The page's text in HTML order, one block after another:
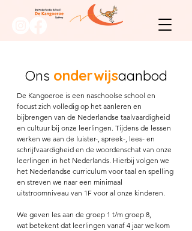
Ons onderwijsaanbod
De Kangoeroe is een naschoolse school en
focust zich volledig op het aanleren en
bijbrengen van de Nederlandse taalvaardigheid
en cultuur bij onze leerlingen. Tijdens de lessen
werken we aan de luister-, spreek-, lees- en
schrijfvaardigheid en de woordenschat van onze
leerlingen in het Nederlands. Hierbij volgen we
het Nederlandse curriculum voor taal en spelling
en streven we naar een minimaal
uitstroomniveau van 1F voor al onze kinderen.
We geven les aan de groep 1 t/m groep 8,
wat betekent dat leerlingen vanaf 4 jaar welkom